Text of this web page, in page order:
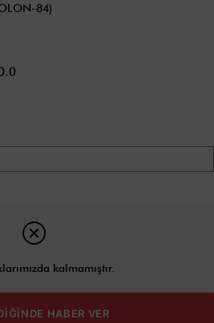
84)
kalmamıştır.
HABER VER